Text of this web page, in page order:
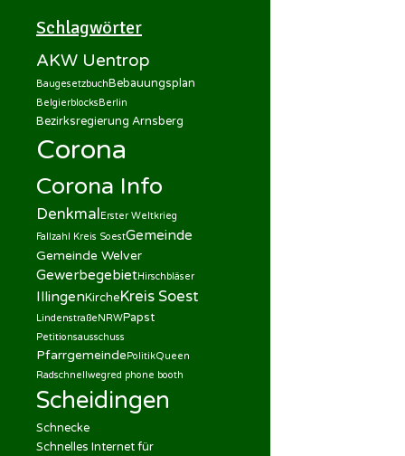
Schlagwörter
AKW Uentrop
BaugesetzbuchBebauungsplan
Belgierblocks Berlin
Bezirksregierung Arnsberg
Corona
Corona Info
Denkmal Erster Weltkrieg
Fallzahl Kreis SoestGemeinde
Gemeinde Welver
GewerbegebietHirschbläser
IllingenKircheKreis Soest
LindenstraßeNRWPapst
Petitionsausschuss
PfarrgemeindePolitikQueen
Radschnellwegred phone booth
Scheidingen
Schnecke
Schnelles Internet für